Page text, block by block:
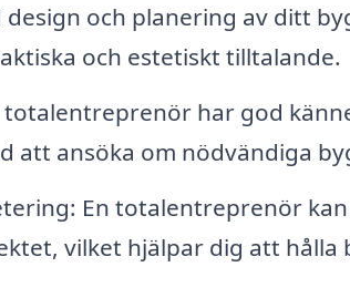
och planering av ditt
och estetiskt tilltalande.
har god
att ansöka om nödvändiga
En totalentreprenör
vilket hjälpar dig att hålla